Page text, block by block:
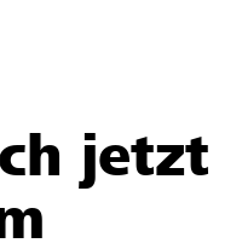
jetzt